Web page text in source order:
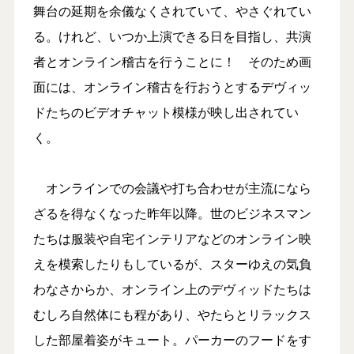
舞台の延期を余儀なくされていて、やさぐれてい
る。けれど、いつか上演できる日を目指し、共演
者とオンライン稽古を行うことに！ そのため画
面には、オンライン稽古を行おうとするデヴィッ
ドたちのビデオチャット模様が映し出されてい
く。
オンラインでの会議や打ち合わせが主流になら
ざるを得なくなった昨年以降。世のビジネスマン
たちは服装や自宅インテリアなどのオンライン映
えを模索したりもしているが、スターゆえの気負
わなさからか、オンライン上のデヴィッドたちは
むしろ自然体にも程があり、やたらとリラックス
した部屋着姿がキュート。パーカーのフードをす